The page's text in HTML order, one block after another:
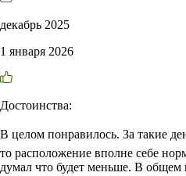
декабрь 2025
1 января 2026
Достоинства:
В целом понравилось. За такие
то расположение вполне себе
думал что будет меньше. В